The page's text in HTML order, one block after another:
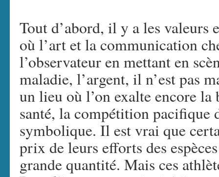
Tout d’abord, il y a les valeurs
où l’art et la communication
l’observateur en mettant en
maladie, l’argent, il n’est pas
un lieu où l’on exalte encore la
santé, la compétition pacifique
symbolique. Il est vrai que
prix de leurs efforts des
grande quantité. Mais ces